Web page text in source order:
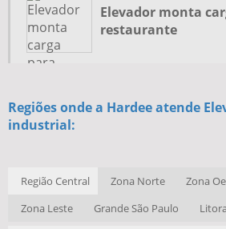
Elevador monta
restaurante
Regiões onde a Hardee atende
industrial:
Região Central Zona Norte Zona
Zona Leste
Grande São Paulo